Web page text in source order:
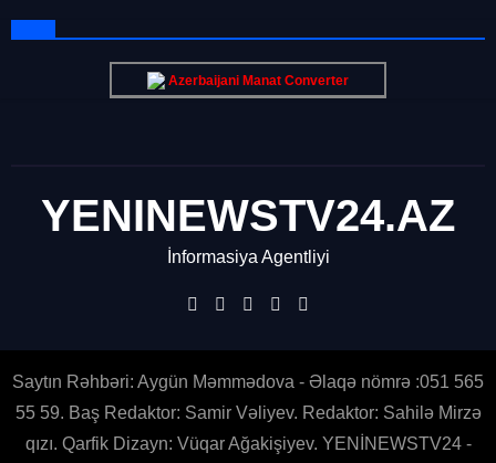
Azerbaijani Manat Converter
YENINEWSTV24.AZ
İnformasiya Agentliyi
Saytın Rəhbəri: Aygün Məmmədova - Əlaqə nömrə :051 565
55 59. Baş Redaktor: Samir Vəliyev. Redaktor: Sahilə Mirzə
qızı. Qarfik Dizayn: Vüqar Ağakişiyev. YENİNEWSTV24 -